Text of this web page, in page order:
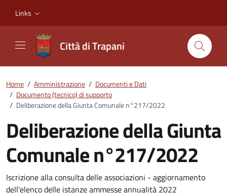
Links
Città di Trapani
Home / Amministrazione / Documenti e Dati
/ Documento (tecnico) di supporto
/ Deliberazione della Giunta Comunale n°217/2022
Deliberazione della Giunta
Comunale n°217/2022
Dettagli del documento
Iscrizione alla consulta delle associazioni - aggiornamento
dell'elenco delle istanze ammesse annualità 2022